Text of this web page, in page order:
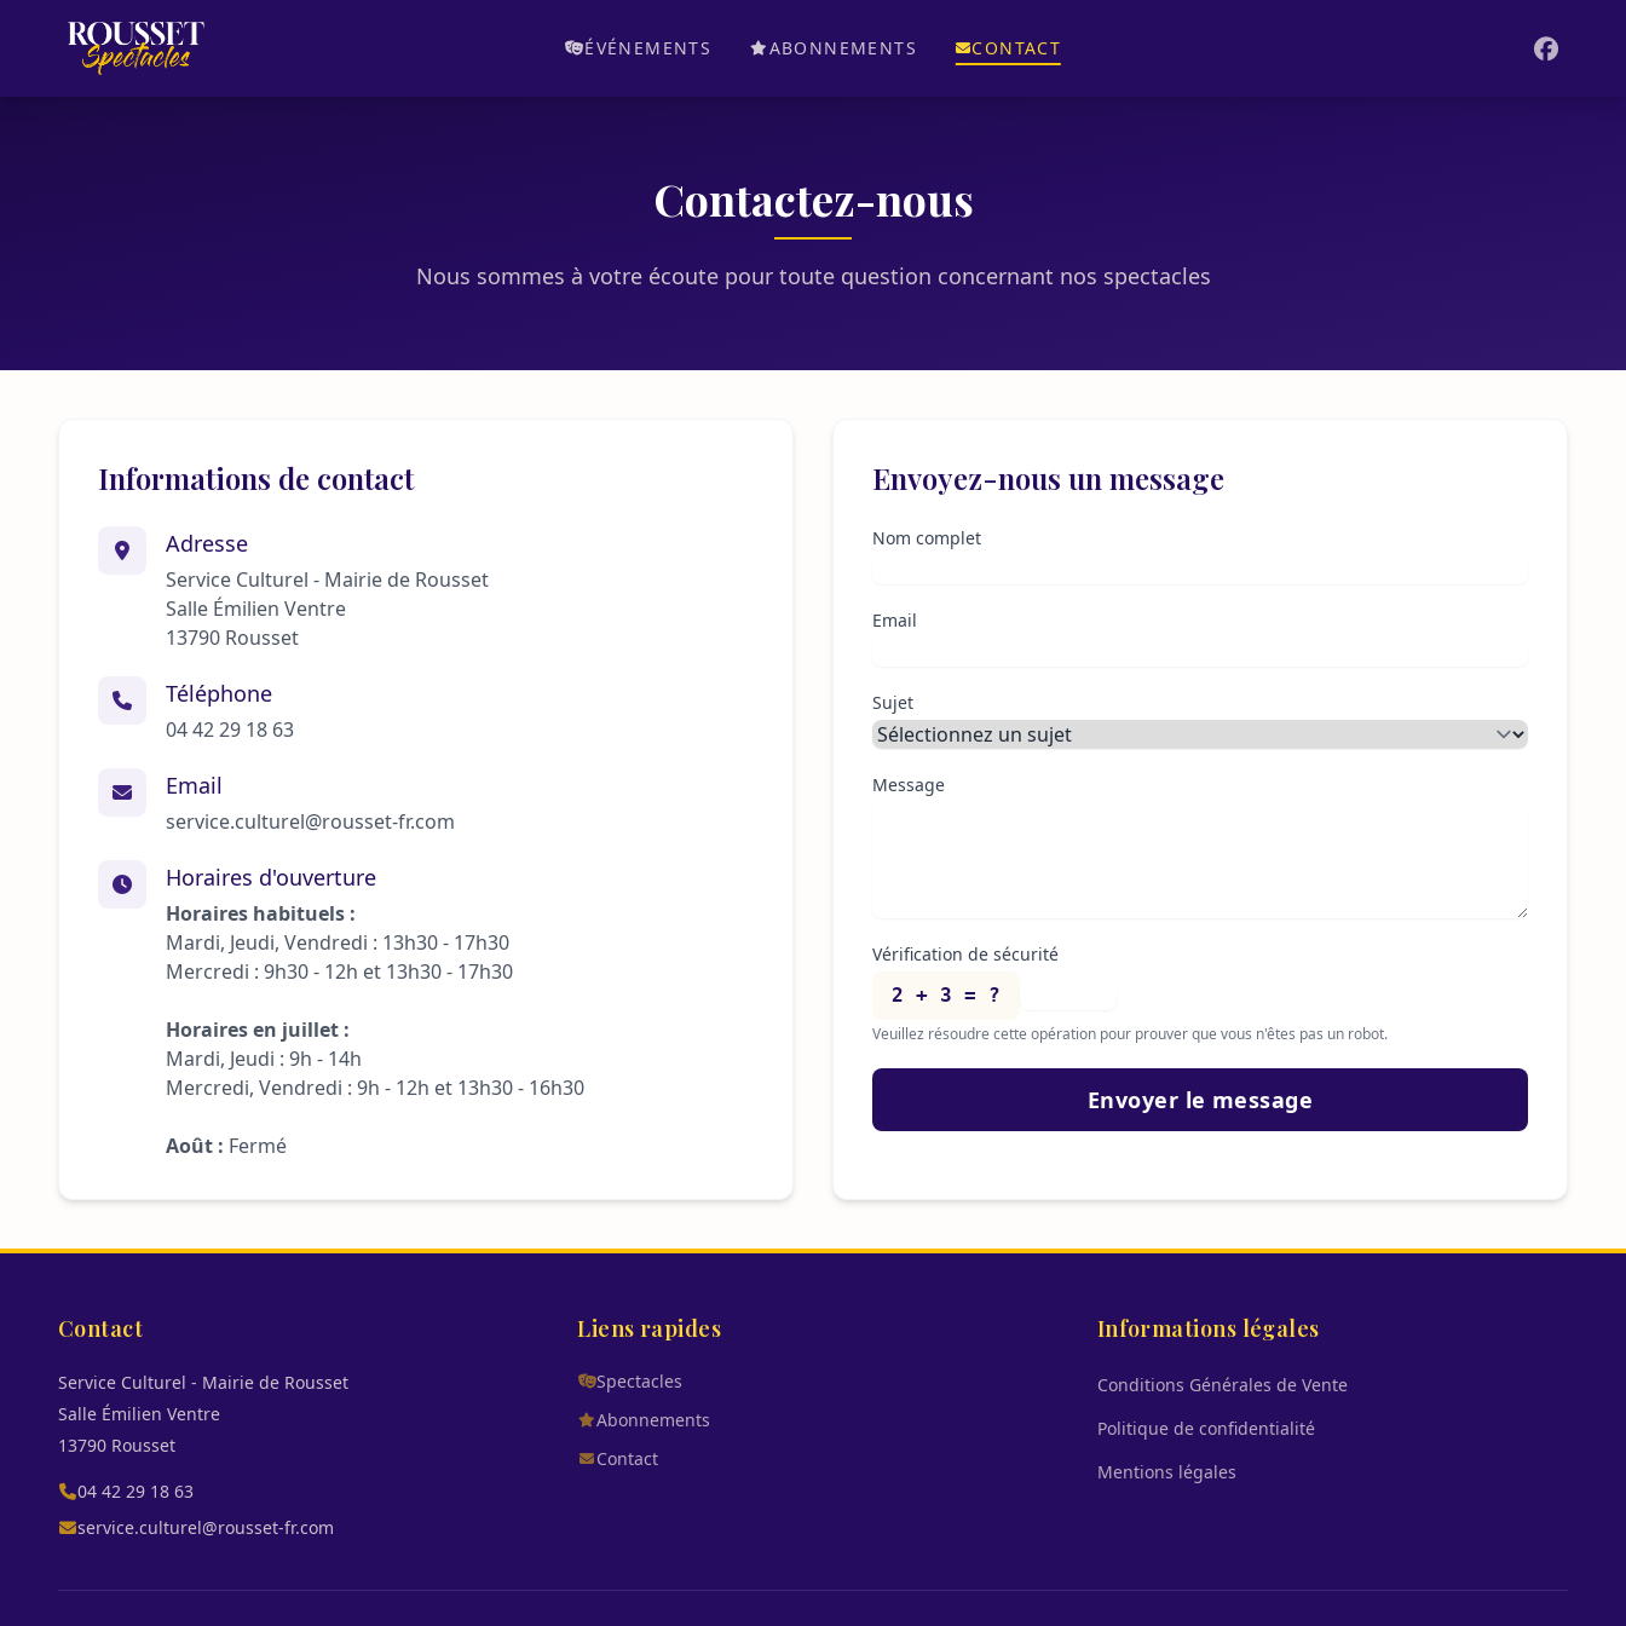
ÉVÉNEMENTS ABONNEMENTS CONTACT
Contactez-nous
Nous sommes à votre écoute pour toute question concernant nos spectacles
Informations de contact
Adresse
Service Culturel - Mairie de Rousset
Salle Émilien Ventre
13790 Rousset
Téléphone
04 42 29 18 63
Email
service.culturel@rousset-fr.com
Horaires d'ouverture
Horaires habituels :
Mardi, Jeudi, Vendredi : 13h30 - 17h30
Mercredi : 9h30 - 12h et 13h30 - 17h30
Horaires en juillet :
Mardi, Jeudi : 9h - 14h
Mercredi, Vendredi : 9h - 12h et 13h30 - 16h30
Août : Fermé
Envoyez-nous un message
Nom complet
Email
Sujet
Message
Vérification de sécurité
2 + 3 = ?
Veuillez résoudre cette opération pour prouver que vous n'êtes pas un robot.
Envoyer le message
Contact
Service Culturel - Mairie de Rousset
Salle Émilien Ventre
13790 Rousset
04 42 29 18 63
service.culturel@rousset-fr.com
Liens rapides
Spectacles
Abonnements
Contact
Informations légales
Conditions Générales de Vente
Politique de confidentialité
Mentions légales